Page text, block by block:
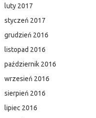
luty 2017
styczeń 2017
grudzień 2016
listopad 2016
październik 2016
wrzesień 2016
sierpień 2016
lipiec 2016